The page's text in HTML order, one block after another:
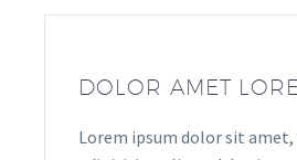
DOLOR AMET
Lorem ipsum dolor sit